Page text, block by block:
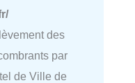
des
par
de Ville de